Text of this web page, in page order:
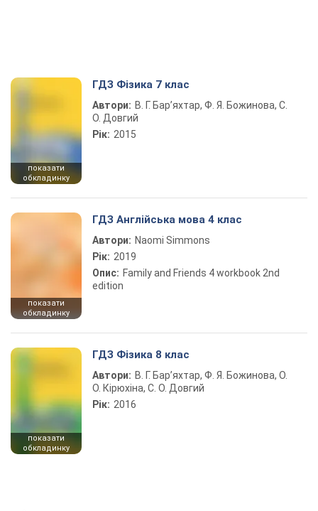
показати
обкладинку
ГДЗ Фізика 7 клас
Автори: В. Г. Бар’яхтар, Ф. Я. Божинова, С.
О. Довгий
Рік: 2015
показати
обкладинку
ГДЗ Англійська мова 4 клас
Автори: Naomi Simmons
Рік: 2019
Опис: Family and Friends 4 workbook 2nd
edition
показати
обкладинку
ГДЗ Фізика 8 клас
Автори: В. Г. Бар’яхтар, Ф. Я. Божинова, О.
О. Кірюхіна, С. О. Довгий
Рік: 2016